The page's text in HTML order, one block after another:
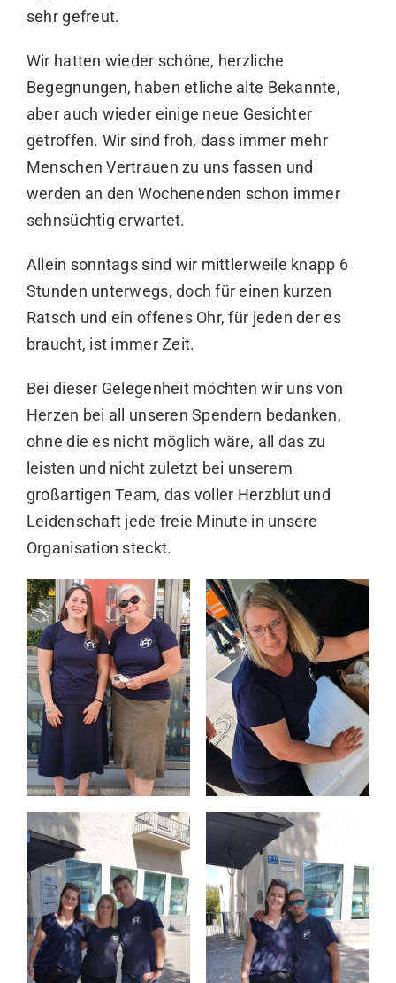
sehr gefreut.
Wir hatten wieder schöne, herzliche
Begegnungen, haben etliche alte Bekannte,
aber auch wieder einige neue Gesichter
getroffen. Wir sind froh, dass immer mehr
Menschen Vertrauen zu uns fassen und
werden an den Wochenenden schon immer
sehnsüchtig erwartet.
Allein sonntags sind wir mittlerweile knapp 6
Stunden unterwegs, doch für einen kurzen
Ratsch und ein offenes Ohr, für jeden der es
braucht, ist immer Zeit.
Bei dieser Gelegenheit möchten wir uns von
Herzen bei all unseren Spendern bedanken,
ohne die es nicht möglich wäre, all das zu
leisten und nicht zuletzt bei unserem
großartigen Team, das voller Herzblut und
Leidenschaft jede freie Minute in unsere
Organisation steckt.